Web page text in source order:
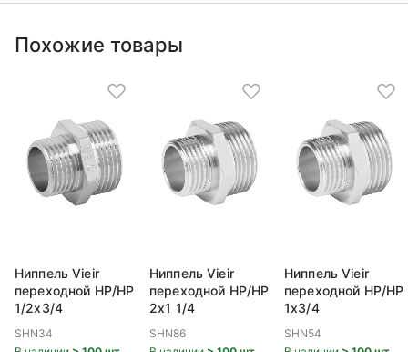
Похожие товары
Ниппель Vieir
переходной НР/НР
1/2x3/4
SHN34
Ниппель Vieir
переходной НР/НР
2x1 1/4
SHN86
Ниппель Vieir
переходной НР/НР
1x3/4
SHN54